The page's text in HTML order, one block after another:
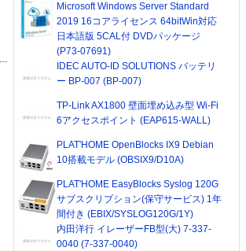
Microsoft Windows Server Standard
2019 16コアライセンス 64bitWin対応
日本語版 5CAL付 DVDパッケージ
(P73-07691)
IDEC AUTO-ID SOLUTIONS バッテリ
ー BP-007 (BP-007)
TP-Link AX1800 壁面埋め込み型 Wi-Fi
6アクセスポイント (EAP615-WALL)
PLAT'HOME OpenBlocks IX9 Debian
10搭載モデル (OBSIX9/D10A)
PLAT'HOME EasyBlocks Syslog 120G
サブスクリプション(保守サービス) 1年
間付き (EBIX/SYSLOG120G/1Y)
内田洋行 イレーザーFB型(大) 7-337-
0040 (7-337-0040)